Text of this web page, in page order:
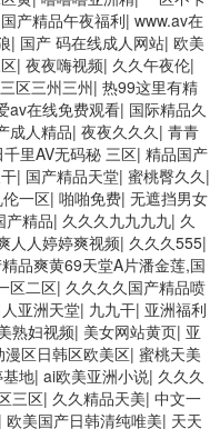
国产精品午夜福利| www.av在
| 国产 码在线成人网站| 欧美
| 夜夜嗨视频| 久久午夜伦|
区三州三州| 热99这里有精
av在线免费观看| 国际精品久
成人精品| 夜夜久久久| 青青
千里AV无码秘 三区| 精品国产
| 国产精品天堂| 蜜桃臀久久|
一区| 啪啪免费| 无遮挡男女
产精品| 久久久九九九九| 久
人人婷婷爽视频| 久久久555|
品爽黄69天堂A片潘金莲,国
区二区| 久久久久国产精品喷
亚洲天堂| 九九干| 亚洲福利
熟妇视频| 美女网站黄页| 亚
漫区日韩区欧美区| 蜜桃天美
地| ai欧美亚洲小说| 久久久
三区| 久久精品天美| 中文一
| 欧美国产日韩清纯唯美| 天天